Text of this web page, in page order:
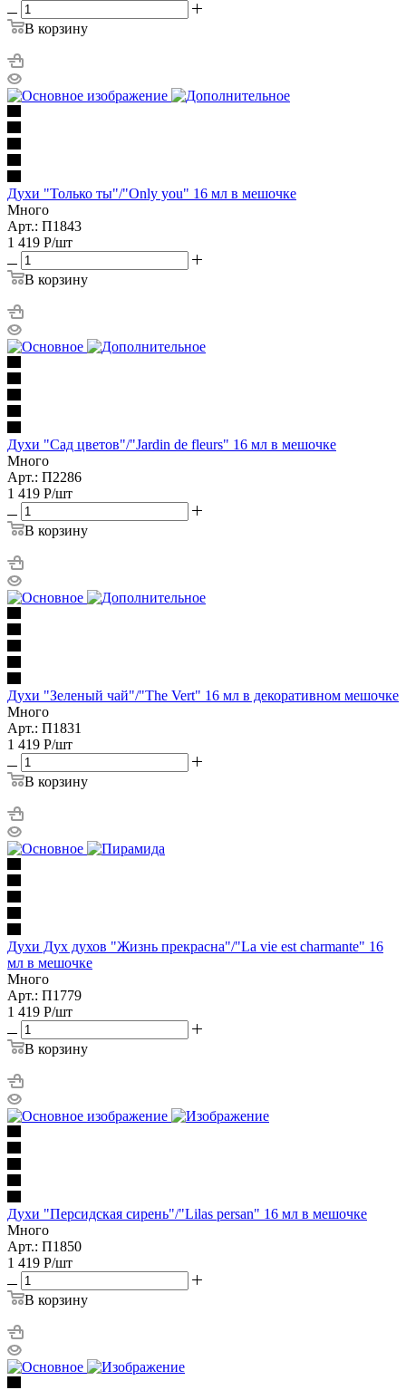
В корзину
Духи "Только ты"/"Only you" 16 мл в мешочке
Много
Арт.: П1843
1 419 Р/шт
В корзину
Духи "Сад цветов"/"Jardin de fleurs" 16 мл в мешочке
Много
Арт.: П2286
1 419 Р/шт
В корзину
Духи "Зеленый чай"/"The Vert" 16 мл в декоративном мешочке
Много
Арт.: П1831
1 419 Р/шт
В корзину
Духи Дух духов "Жизнь прекрасна"/"La vie est charmante" 16
мл в мешочке
Много
Арт.: П1779
1 419 Р/шт
В корзину
Духи "Персидская сирень"/"Lilas persan" 16 мл в мешочке
Много
Арт.: П1850
1 419 Р/шт
В корзину